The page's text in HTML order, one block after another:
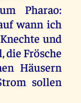
Pharao:
wann ich
Knechte und
,die Frösche
Häusern
sollen